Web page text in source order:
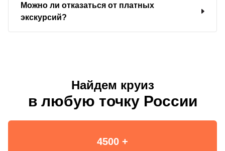
Можно ли отказаться от платных
экскурсий?
Найдем круиз
в любую точку России
4500 +